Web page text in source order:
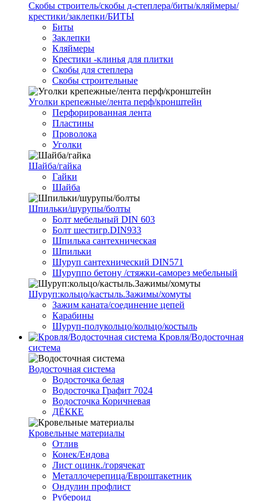
Скобы строитель/скобы д-степлера/биты/кляймеры/
крестики/заклепки/БИТЫ
Биты
Заклепки
Кляймеры
Крестики -клинья для плитки
Скобы для степлера
Скобы строительные
Уголки крепежные/лента перф/кронштейн
Перфорированная лента
Пластины
Проволока
Уголки
Шайба/гайка
Гайки
Шайба
Шпильки/шурупы/болты
Болт мебельный DIN 603
Болт шестигр.DIN933
Шпилька сантехническая
Шпильки
Шуруп сантехнический DIN571
Шуруппо бетону /стяжки-саморез мебельный
Шуруп:кольцо/кастыль.Зажимы/хомуты
Зажим каната/соединение цепей
Карабины
Шуруп-полукольцо/кольцо/костыль
Кровля/Водосточная
система
Водосточная система
Водосточка белая
Водосточка Графит 7024
Водосточка Коричневая
ДЁККЕ
Кровельные материалы
Отлив
Конек/Ендова
Лист оцинк./горячекат
Металлочерепица/Евроштакетник
Ондулин профлист
Рубероид